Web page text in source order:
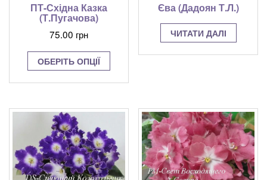
ПТ-Східна Казка
(Т.Пугачова)
75.00 грн
ОБЕРІТЬ ОПЦІЇ
Цей
має
кілька
Параметри
на
сторінці
товару
Єва (Дадоян Т.Л.)
ЧИТАТИ ДАЛІ